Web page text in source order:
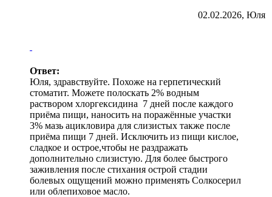
02.02.2026, Юля
Ответ:
Юля, здравствуйте. Похоже на герпетический
стоматит. Можете полоскать 2% водным
раствором хлоргексидина 7 дней после каждого
приёма пищи, наносить на поражённые участки
3% мазь ацикловира для слизистых также после
приёма пищи 7 дней. Исключить из пищи кислое,
сладкое и острое,чтобы не раздражать
дополнительно слизистую. Для более быстрого
заживления после стихания острой стадии
болевых ощущений можно применять Солкосерил
или облепиховое масло.